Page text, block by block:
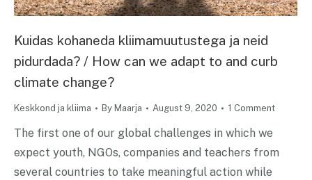
Kuidas kohaneda kliimamuutustega ja neid
pidurdada? / How can we adapt to and curb
climate change?
Keskkond ja kliima By Maarja August 9, 2020 1 Comment
The first one of our global challenges in which we
expect youth, NGOs, companies and teachers from
several countries to take meaningful action while